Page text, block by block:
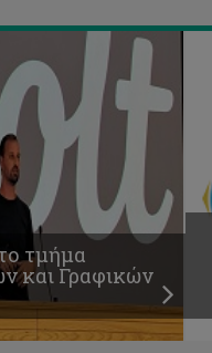
τμήμα
και Γραφικών